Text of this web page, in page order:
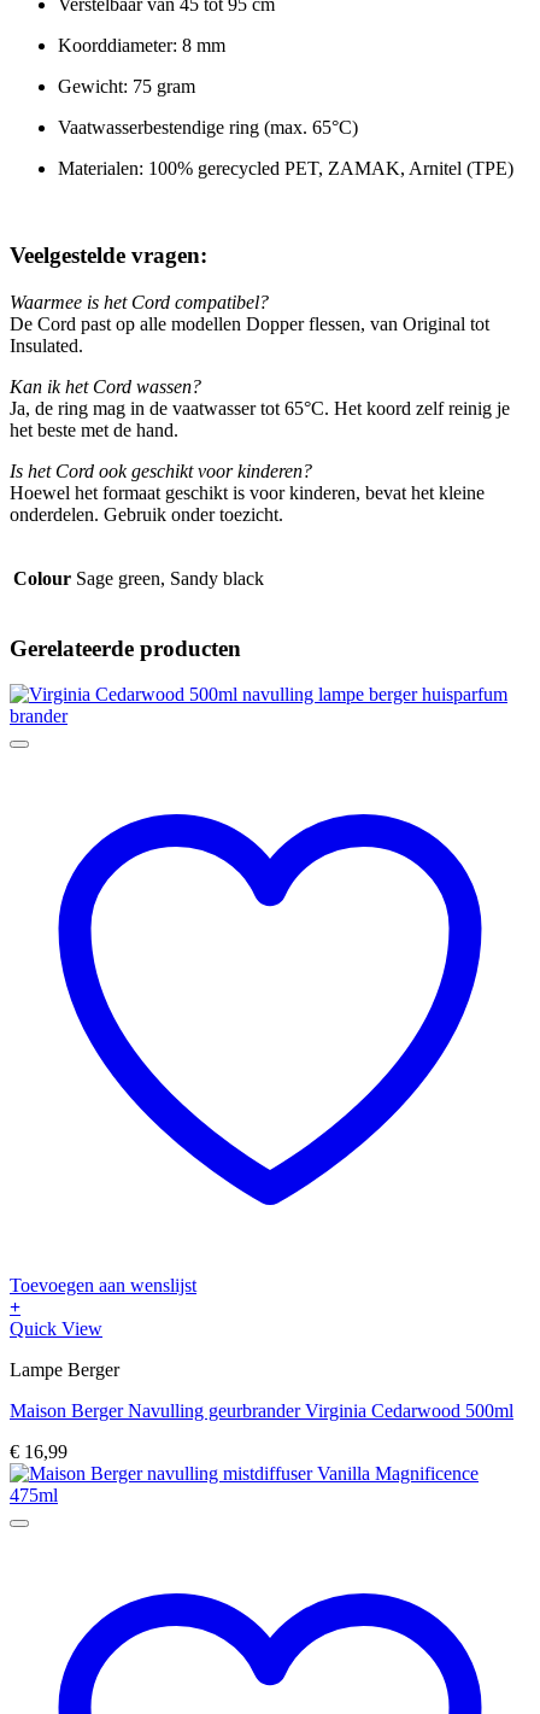
Koorddiameter: 8 mm
Gewicht: 75 gram
Vaatwasserbestendige ring (max. 65°C)
Materialen: 100% gerecycled PET, ZAMAK, Arnitel (TPE)
Veelgestelde vragen:
Waarmee is het Cord compatibel?
De Cord past op alle modellen Dopper flessen, van Original tot
Insulated.
Kan ik het Cord wassen?
Ja, de ring mag in de vaatwasser tot 65°C. Het koord zelf reinig je
het beste met de hand.
Is het Cord ook geschikt voor kinderen?
Hoewel het formaat geschikt is voor kinderen, bevat het kleine
onderdelen. Gebruik onder toezicht.
Colour Sage green, Sandy black
Gerelateerde producten
Toevoegen aan wenslijst
+
Quick View
Lampe Berger
Maison Berger Navulling geurbrander Virginia Cedarwood 500ml
€ 16,99